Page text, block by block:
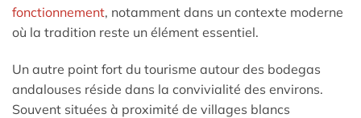
fonctionnement, notamment dans un contexte moderne
où la tradition reste un élément essentiel.
Un autre point fort du tourisme autour des bodegas
andalouses réside dans la convivialité des environs.
Souvent situées à proximité de villages blancs